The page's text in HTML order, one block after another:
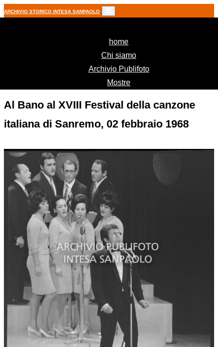
ARCHIVIO STORICO INTESA SANPAOLO
home(current)
Chi siamo
Archivio Publifoto
Mostre
Al Bano al XVIII Festival della canzone
italiana di Sanremo, 02 febbraio 1968